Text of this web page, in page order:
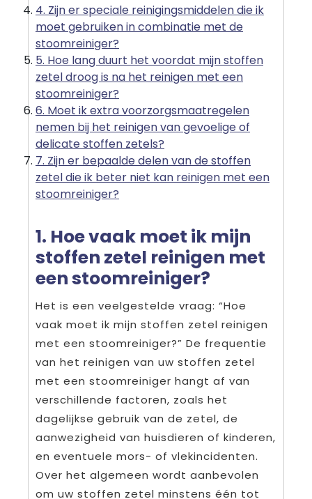
4. Zijn er speciale reinigingsmiddelen die ik
moet gebruiken in combinatie met de
stoomreiniger?
5. Hoe lang duurt het voordat mijn stoffen
zetel droog is na het reinigen met een
stoomreiniger?
6. Moet ik extra voorzorgsmaatregelen
nemen bij het reinigen van gevoelige of
delicate stoffen zetels?
7. Zijn er bepaalde delen van de stoffen
zetel die ik beter niet kan reinigen met een
stoomreiniger?
1. Hoe vaak moet ik mijn
stoffen zetel reinigen met
een stoomreiniger?
Het is een veelgestelde vraag: “Hoe
vaak moet ik mijn stoffen zetel reinigen
met een stoomreiniger?” De frequentie
van het reinigen van uw stoffen zetel
met een stoomreiniger hangt af van
verschillende factoren, zoals het
dagelijkse gebruik van de zetel, de
aanwezigheid van huisdieren of kinderen,
en eventuele mors- of vlekincidenten.
Over het algemeen wordt aanbevolen
om uw stoffen zetel minstens één tot